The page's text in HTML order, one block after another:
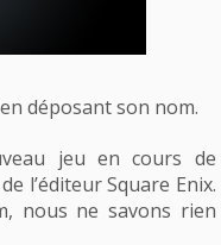
déposant son nom.
jeu en cours de
l’éditeur Square Enix.
nous ne savons rien